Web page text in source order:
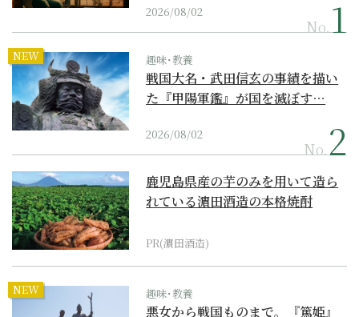
2026/08/02
No.
NEW 趣味･教養
戦国大名・武田信玄の事績を描い
た『甲陽軍鑑』が国を滅ぼす…
2026/08/02
No.
鹿児島県産の芋のみを用いて造ら
れている濵田酒造の本格焼酎
PR(濵田酒造)
NEW 趣味･教養
悪女から戦国ものまで。『篤姫』